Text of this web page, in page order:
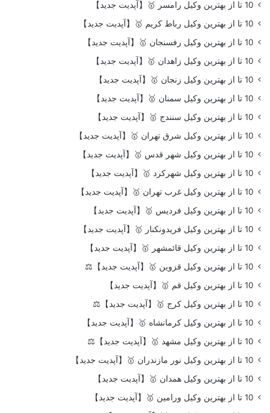
10 تا از بهترین وکیل رامسر 🥇【آپدیت جدید】
10 تا از بهترین وکیل رباط کریم 🥇【آپدیت جدید】
10 تا از بهترین وکیل رفسنجان 🥇【آپدیت جدید】
10 تا از بهترین وکیل زاهدان 🥇【آپدیت جدید】
10 تا از بهترین وکیل زنجان 🥇【آپدیت جدید】
10 تا از بهترین وکیل سمنان 🥇【آپدیت جدید】
10 تا از بهترین وکیل سنندج 🥇【آپدیت جدید】
10 تا از بهترین وکیل شرق تهران 🥇【آپدیت جدید】
10 تا از بهترین وکیل شهر قدس 🥇【آپدیت جدید】
10 تا از بهترین وکیل شهرکرد 🥇【آپدیت جدید】
10 تا از بهترین وکیل غرب تهران 🥇【آپدیت جدید】
10 تا از بهترین وکیل فردیس 🥇【آپدیت جدید】
10 تا از بهترین وکیل فریدونکنار 🥇【آپدیت جدید】
10 تا از بهترین وکیل قائمشهر 🥇【آپدیت جدید】
10 تا از بهترین وکیل قزوین 🥇【آپدیت جدید】⚖️
10 تا از بهترین وکیل قم 🥇【آپدیت جدید】
10 تا از بهترین وکیل کرج 🥇【آپدیت جدید】⚖️
10 تا از بهترین وکیل کرمانشاه 🥇【آپدیت جدید】
10 تا از بهترین وکیل مشهد 🥇【آپدیت جدید】⚖️
10 تا از بهترین وکیل نور مازندران 🥇【آپدیت جدید】
10 تا از بهترین وکیل همدان 🥇【آپدیت جدید】
10 تا از بهترین وکیل ورامین 🥇【آپدیت جدید】